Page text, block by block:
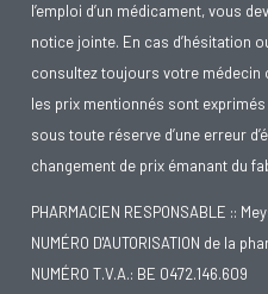
l’emploi d’un médicament, vous
notice jointe. En cas d’hésitation
consultez toujours votre médecin
les prix mentionnés sont
sous toute réserve d’une erreur
changement de prix émanant du
PHARMACIEN RESPONSABLE ::
NUMÉRO D'AUTORISATION de la
NUMÉRO T.V.A.: BE 0472.146.609